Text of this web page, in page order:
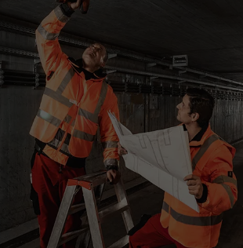
„Einwilligung widerrufen“ klicken.
Schaltfläche „Einwilligung ändern“
Ihre getroffenen Einstellungen